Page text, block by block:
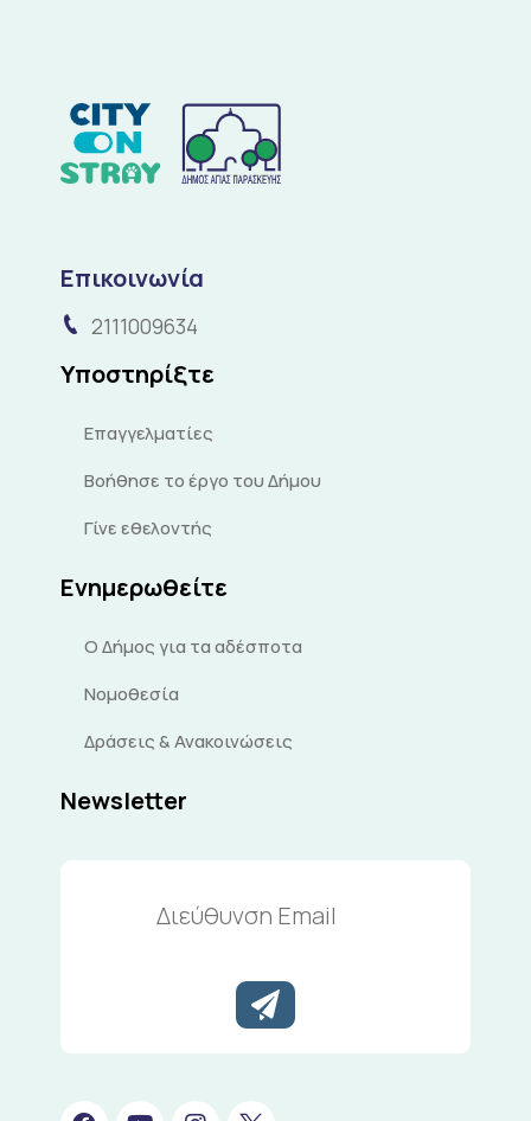
Επικοινωνία
2111009634
Υποστηρίξτε
Επαγγελματίες
Βοήθησε το έργο του Δήμου
Γίνε εθελοντής
Ενημερωθείτε
Ο Δήμος για τα αδέσποτα
Νομοθεσία
Δράσεις & Ανακοινώσεις
Newsletter